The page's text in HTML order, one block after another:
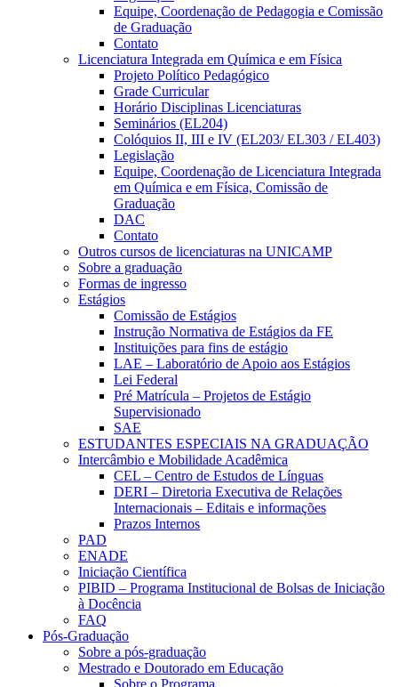
Equipe, Coordenação de Pedagogia e Comissão
de Graduação
Contato
Licenciatura Integrada em Química e em Física
Projeto Político Pedagógico
Grade Curricular
Horário Disciplinas Licenciaturas
Seminários (EL204)
Colóquios II, III e IV (EL203/ EL303 / EL403)
Legislação
Equipe, Coordenação de Licenciatura Integrada
em Química e em Física, Comissão de
Graduação
DAC
Contato
Outros cursos de licenciaturas na UNICAMP
Sobre a graduação
Formas de ingresso
Estágios
Comissão de Estágios
Instrução Normativa de Estágios da FE
Instituições para fins de estágio
LAE – Laboratório de Apoio aos Estágios
Lei Federal
Pré Matrícula – Projetos de Estágio
Supervisionado
SAE
ESTUDANTES ESPECIAIS NA GRADUAÇÃO
Intercâmbio e Mobilidade Acadêmica
CEL – Centro de Estudos de Línguas
DERI – Diretoria Executiva de Relações
Internacionais – Editais e informações
Prazos Internos
PAD
ENADE
Iniciação Científica
PIBID – Programa Institucional de Bolsas de Iniciação
à Docência
FAQ
Pós-Graduação
Sobre a pós-graduação
Mestrado e Doutorado em Educação
Sobre o Programa